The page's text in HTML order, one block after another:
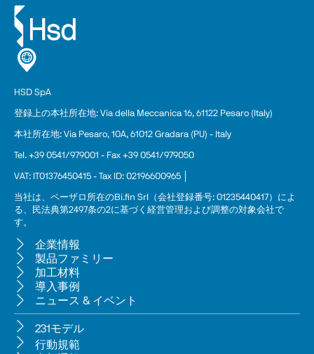
HSD SpA
登録上の本社所在地: Via della Meccanica 16, 61122 Pesaro (Italy)
本社所在地: Via Pesaro, 10A, 61012 Gradara (PU) - Italy
Tel. +39 0541/979001 - Fax +39 0541/979050
VAT: IT01376450415 - Tax ID: 02196600965 │
当社は、ペーザロ所在のBi.fin Srl（会社登録番号: 01235440417）によ
る、民法典第2497条の2に基づく経営管理および調整の対象会社で
す。
企業情報
製品ファミリー
加工材料
導入事例
ニュース & イベント
231モデル
行動規範